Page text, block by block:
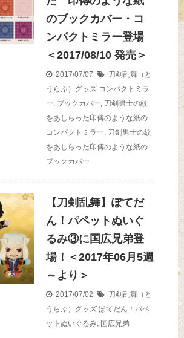
のブックカバー・コ
ンパクトミラー登場
＜2017/08/10 発売＞
2017/07/07
刀剣乱舞（と
うらぶ）グッズ コンパクトミラ
ー, ブックカバー, 刀剣男士の紋
をあしらった印傳のような紙の
コンパクトミラー, 刀剣男士の紋
をあしらった印傳のような紙の
ブックカバー
【刀剣乱舞】ぽてだ
ん！パペットぬいぐ
るみ③に国広兄弟登
場！＜2017年06月5週
～より＞
2017/07/02
刀剣乱舞（と
うらぶ）グッズ ぽてだん！パペ
ットぬいぐるみ, 国広兄弟